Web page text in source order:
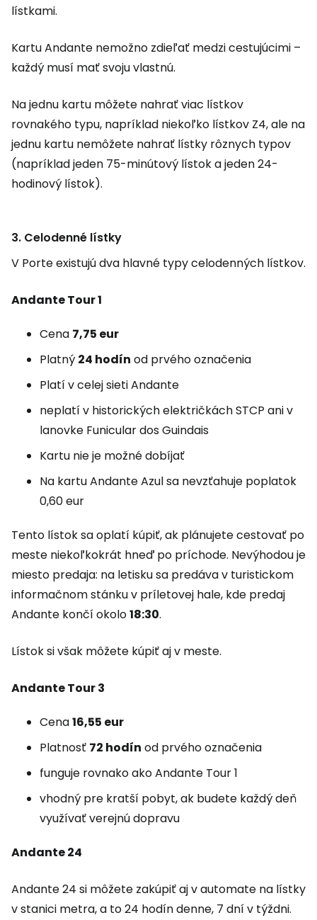
lístkami.
Kartu Andante nemožno zdieľať medzi cestujúcimi –
každý musí mať svoju vlastnú.
Na jednu kartu môžete nahrať viac lístkov
rovnakého typu, napríklad niekoľko lístkov Z4, ale na
jednu kartu nemôžete nahrať lístky rôznych typov
(napríklad jeden 75-minútový lístok a jeden 24-
hodinový lístok).
3. Celodenné lístky
V Porte existujú dva hlavné typy celodenných lístkov.
Andante Tour 1
Cena 7,75 eur
Platný 24 hodín od prvého označenia
Platí v celej sieti Andante
neplatí v historických električkách STCP ani v
lanovke Funicular dos Guindais
Kartu nie je možné dobíjať
Na kartu Andante Azul sa nevzťahuje poplatok
0,60 eur
Tento lístok sa oplatí kúpiť, ak plánujete cestovať po
meste niekoľkokrát hneď po príchode. Nevýhodou je
miesto predaja: na letisku sa predáva v turistickom
informačnom stánku v príletovej hale, kde predaj
Andante končí okolo18:30.
Lístok si však môžete kúpiť aj v meste.
Andante Tour 3
Cena16,55 eur
Platnosť 72 hodín od prvého označenia
funguje rovnako ako Andante Tour 1
vhodný pre kratší pobyt, ak budete každý deň
využívať verejnú dopravu
Andante 24
Andante 24 si môžete zakúpiť aj v automate na lístky
v stanici metra, a to 24 hodín denne, 7 dní v týždni.